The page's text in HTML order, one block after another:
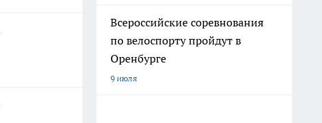
Всероссийские соревнования
по велоспорту пройдут в
Оренбурге
9 июля